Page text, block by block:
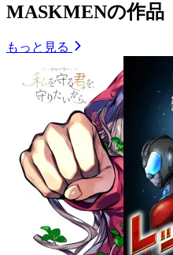
MASKMENの作品
もっと見る